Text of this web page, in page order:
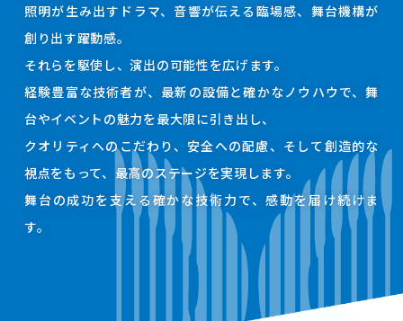
照明が生み出すドラマ、音響が伝える臨場感、舞台機構が
創り出す躍動感。
それらを駆使し、演出の可能性を広げます。
経験豊富な技術者が、最新の設備と確かなノウハウで、舞
台やイベントの魅力を最大限に引き出し、
クオリティへのこだわり、安全への配慮、そして創造的な
視点をもって、最高のステージを実現します。
舞台の成功を支える確かな技術力で、感動を届け続けま
す。